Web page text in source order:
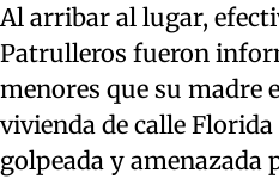
Al arribar al lugar,
Patrulleros fueron
menores que su madre
vivienda de calle Florida
golpeada y amenazada